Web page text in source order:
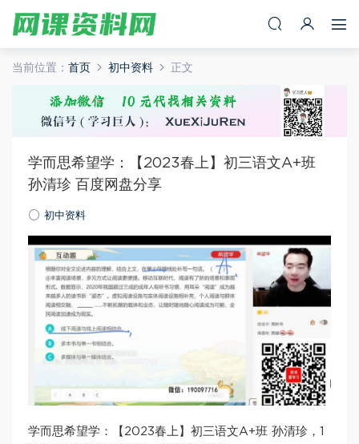
当前位置： 首页 初中资料 正文
学而思希望学：【2023春上】初三语文A+班
孙清珍 百度网盘分享
初中资料
学而思希望学：【2023春上】初三语文A+班 孙清珍，1